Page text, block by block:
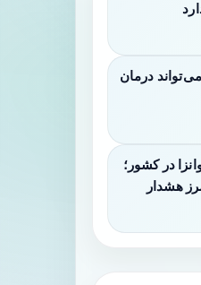
درمان
در کشور؛
هشدار